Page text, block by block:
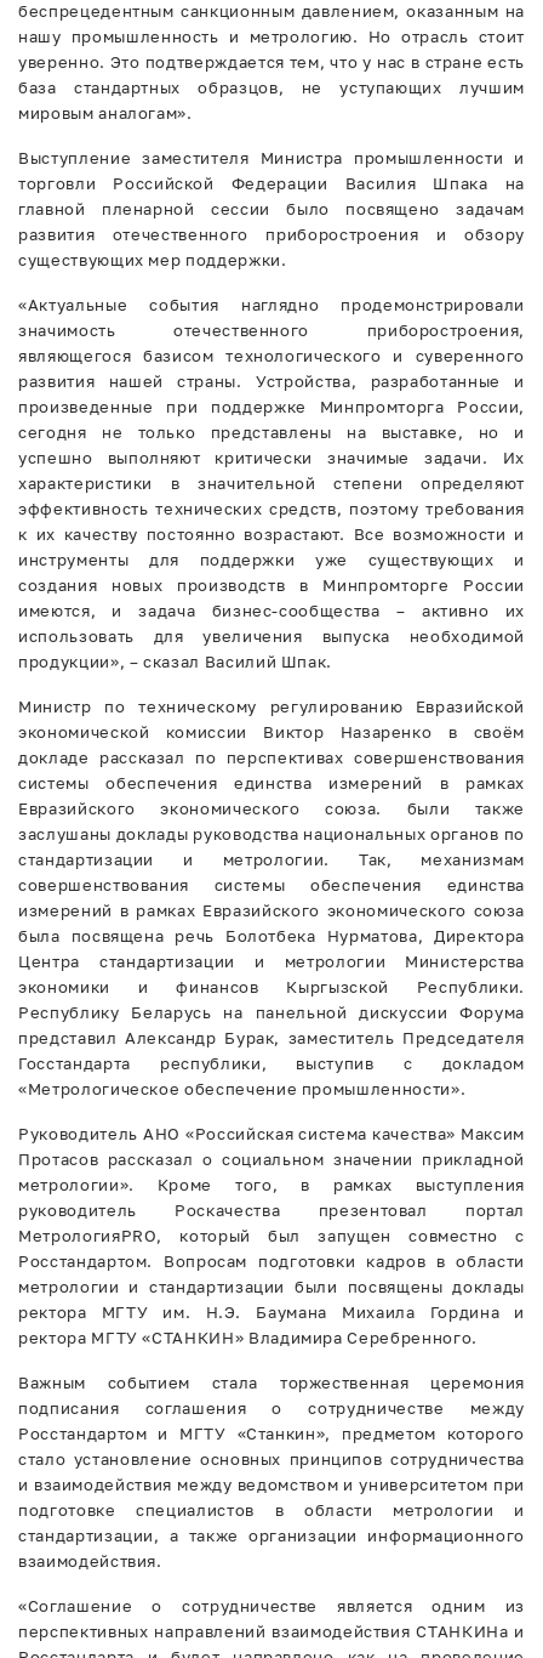
беспрецедентным санкционным давлением, оказанным на
нашу промышленность и метрологию. Но отрасль стоит
уверенно. Это подтверждается тем, что у нас в стране есть
база стандартных образцов, не уступающих лучшим
мировым аналогам».
Выступление заместителя Министра промышленности и
торговли Российской Федерации Василия Шпака на
главной пленарной сессии было посвящено задачам
развития отечественного приборостроения и обзору
существующих мер поддержки.
«Актуальные события наглядно продемонстрировали
значимость отечественного приборостроения,
являющегося базисом технологического и суверенного
развития нашей страны. Устройства, разработанные и
произведенные при поддержке Минпромторга России,
сегодня не только представлены на выставке, но и
успешно выполняют критически значимые задачи. Их
характеристики в значительной степени определяют
эффективность технических средств, поэтому требования
к их качеству постоянно возрастают. Все возможности и
инструменты для поддержки уже существующих и
создания новых производств в Минпромторге России
имеются, и задача бизнес-сообщества – активно их
использовать для увеличения выпуска необходимой
продукции», – сказал Василий Шпак.
Министр по техническому регулированию Евразийской
экономической комиссии Виктор Назаренко в своём
докладе рассказал по перспективах совершенствования
системы обеспечения единства измерений в рамках
Евразийского экономического союза. были также
заслушаны доклады руководства национальных органов по
стандартизации и метрологии. Так, механизмам
совершенствования системы обеспечения единства
измерений в рамках Евразийского экономического союза
была посвящена речь Болотбека Нурматова, Директора
Центра стандартизации и метрологии Министерства
экономики и финансов Кыргызской Республики.
Республику Беларусь на панельной дискуссии Форума
представил Александр Бурак, заместитель Председателя
Госстандарта республики, выступив с докладом
«Метрологическое обеспечение промышленности».
Руководитель АНО «Российская система качества» Максим
Протасов рассказал о социальном значении прикладной
метрологии». Кроме того, в рамках выступления
руководитель Роскачества презентовал портал
МетрологияPRO, который был запущен совместно с
Росстандартом. Вопросам подготовки кадров в области
метрологии и стандартизации были посвящены доклады
ректора МГТУ им. Н.Э. Баумана Михаила Гордина и
ректора МГТУ «СТАНКИН» Владимира Серебренного.
Важным событием стала торжественная церемония
подписания соглашения о сотрудничестве между
Росстандартом и МГТУ «Станкин», предметом которого
стало установление основных принципов сотрудничества
и взаимодействия между ведомством и университетом при
подготовке специалистов в области метрологии и
стандартизации, а также организации информационного
взаимодействия.
«Соглашение о сотрудничестве является одним из
перспективных направлений взаимодействия СТАНКИНа и